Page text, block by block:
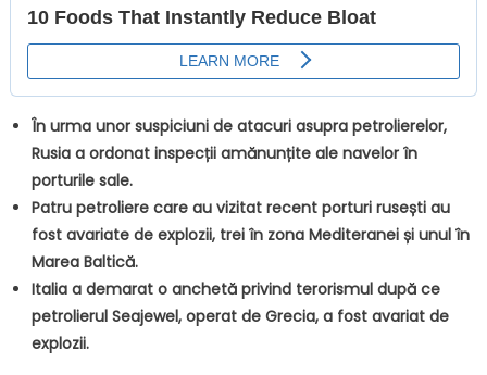
În urma unor suspiciuni de atacuri asupra petrolierelor,
Rusia a ordonat inspecții amănunțite ale navelor în
porturile sale.
Patru petroliere care au vizitat recent porturi rusești au
fost avariate de explozii, trei în zona Mediteranei și unul în
Marea Baltică.
Italia a demarat o anchetă privind terorismul după ce
petrolierul Seajewel, operat de Grecia, a fost avariat de
explozii.